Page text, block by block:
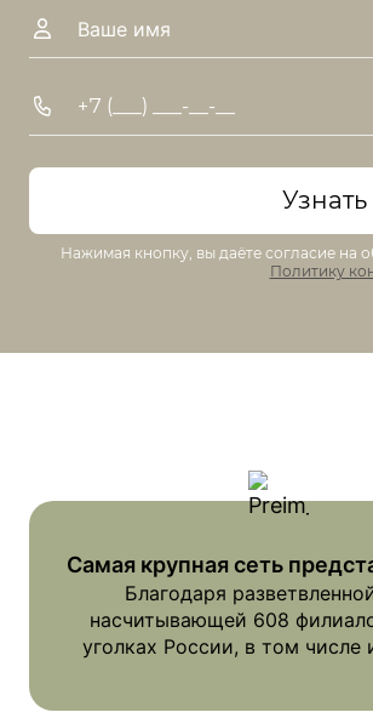
Имя
Телефон
Нажимая кнопку, вы даёте согласие на
Политику
Самая крупная сеть
Благодаря
насчитывающей 608
уголках России, в том числе